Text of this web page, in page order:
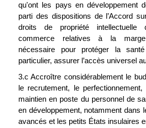
qu'ont les pays en développement
parti des dispositions de l’Accord
droits de propriété intellectuelle
commerce relatives à la
nécessaire pour protéger la
particulier, assurer l’accès universel
3.c Accroître considérablement le
le recrutement, le
maintien en poste du personnel de
en développement, notamment dans
avancés et les petits États insulaires